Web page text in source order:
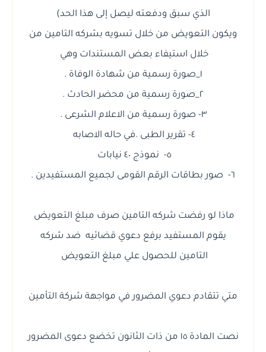
الذي سبق ودفعته ليصل إلى هذا الحد)
ويكون التعويض من خلال تسويه بشركه التامين من
خلال استيفاء بعض المستندات وهي
١_صورة رسمية من شهادة الوفاة .
٢_صورة رسمية من محضر الحادث .
٣- صورة رسمية من الاعلام الشرعى .
٤- تقرير الطبى .في حاله الاصابه
٥- نموذج ٤٠ نيابات
٦- صور بطاقات الرقم القومى لجميع المستفيدين .
ماذا لو رفضت شركه التامين صرف مبلغ التعويض
يقوم المستفيد برفع دعوي قضائيه ضد شركه
التامين للحصول علي مبلغ التعويض
متي تتقادم دعوي المضرور في مواجهة شركة التأمين
نصت المادة ١٥ من ذات الثانون تخضع دعوى المضرور